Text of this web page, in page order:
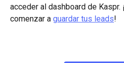
acceder al dashboard de Kaspr.
comenzar a guardar tus leads!